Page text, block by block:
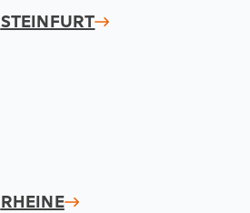
STEINFURT
RHEINE